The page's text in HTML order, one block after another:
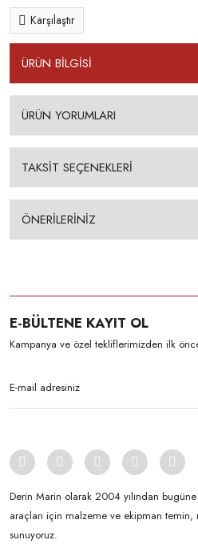
Karşılaştır
ÜRÜN BİLGİSİ
ÜRÜN YORUMLARI
TAKSİT SEÇENEKLERİ
ÖNERİLERİNİZ
E-BÜLTENE KAYIT OL
Kampanya ve özel tekliflerimizden ilk
Derin Marin olarak 2004 yılından
araçları için malzeme ve ekipman temin,
sunuyoruz.